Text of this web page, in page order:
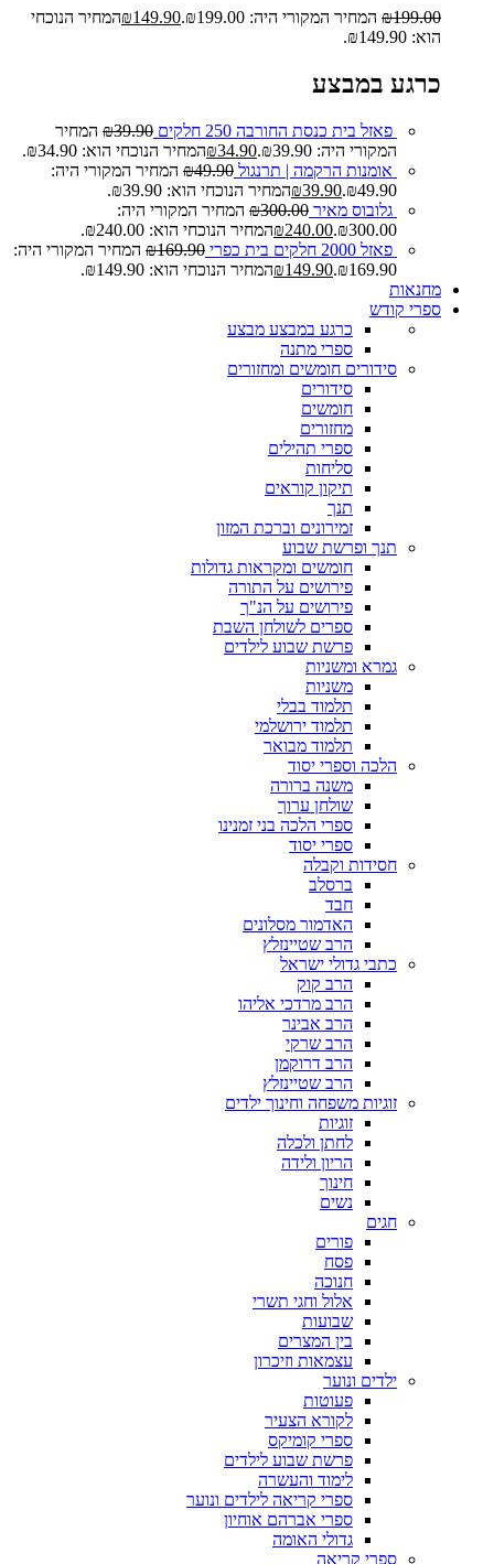
₪199.00 המחיר המקורי היה: ₪199.00. ₪149.90
המחיר הנוכחי
הוא: ₪149.90.
כרגע במבצע
פאזל בית כנסת החורבה 250 חלקים ₪39.90
המחיר
המקורי היה: ₪39.90.
₪34.90
המחיר הנוכחי הוא: ₪34.90.
אומנות הרקמה | תרנגול
₪49.90
המחיר המקורי היה:
₪49.90.
₪39.90
המחיר הנוכחי הוא: ₪39.90.
גלובוס מאיר
₪300.00
המחיר המקורי היה:
₪300.00.
₪240.00
המחיר הנוכחי הוא: ₪240.00.
פאזל 2000 חלקים בית כפרי
₪169.90
המחיר המקורי היה:
₪169.90.
₪149.90
המחיר הנוכחי הוא: ₪149.90.
מחנאות
ספרי קודש
כרגע במבצע מבצע
ספרי מתנה
סידורים חומשים ומחזורים
סידורים
חומשים
מחזורים
ספרי תהילים
סליחות
תיקון קוראים
תנך
זמירונים וברכת המזון
תנך ופרשת שבוע
חומשים ומקראות גדולות
פירושים על התורה
פירושים על הנ"ך
ספרים לשולחן השבת
פרשת שבוע לילדים
גמרא ומשניות
משניות
תלמוד בבלי
תלמוד ירושלמי
תלמוד מבואר
הלכה וספרי יסוד
משנה ברורה
שולחן ערוך
ספרי הלכה בני זמנינו
ספרי יסוד
חסידות וקבלה
ברסלב
חבד
האדמור מסלונים
הרב שטיינזלץ
כתבי גדולי ישראל
הרב קוק
הרב מרדכי אליהו
הרב אבינר
הרב שרקי
הרב דרוקמן
הרב שטיינזלץ
זוגיות משפחה וחינוך ילדים
זוגיות
לחתן ולכלה
הריון ולידה
חינוך
נשים
חגים
פורים
פסח
חנוכה
אלול וחגי תשרי
שבועות
בין המצרים
עצמאות וזיכרון
ילדים ונוער
פעוטות
לקורא הצעיר
ספרי קומיקס
פרשת שבוע לילדים
לימוד והעשרה
ספרי קריאה לילדים ונוער
ספרי אברהם אוחיון
גדולי האומה
ספרי קריאה